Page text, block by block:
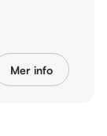
Mer info